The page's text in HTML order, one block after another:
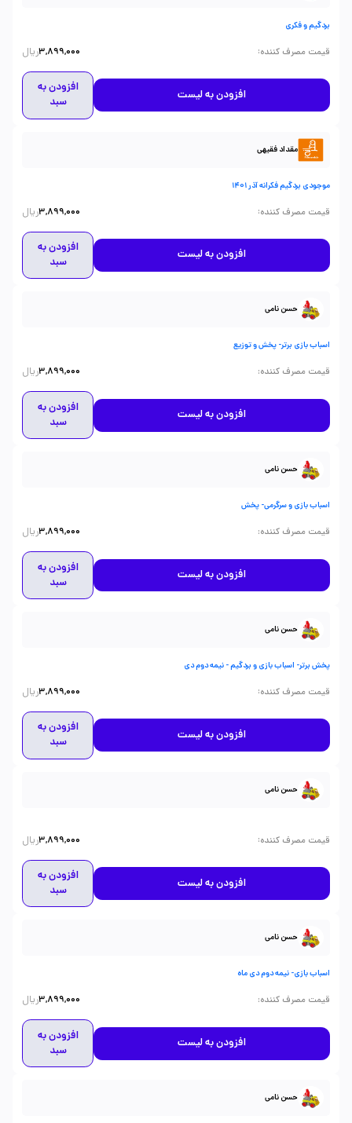
بردگیم و فکری
قیمت مصرف کننده:
3,899,000ریال
افزودن به لیست
افزودن به
سبد
مقداد فقیهی
موجودی بردگیم فکرانه آذر 1401
قیمت مصرف کننده:
3,899,000ریال
افزودن به لیست
افزودن به
سبد
حسن نامی
اسباب بازی برتر- پخش و توزیع
قیمت مصرف کننده:
3,899,000ریال
افزودن به لیست
افزودن به
سبد
حسن نامی
اسباب بازی و سرگرمی- پخش
قیمت مصرف کننده:
3,899,000ریال
افزودن به لیست
افزودن به
سبد
حسن نامی
پخش برتر- اسباب بازی و بردگیم - نیمه دوم دی
قیمت مصرف کننده:
3,899,000ریال
افزودن به لیست
افزودن به
سبد
حسن نامی
قیمت مصرف کننده:
3,899,000ریال
افزودن به لیست
افزودن به
سبد
حسن نامی
اسباب بازی- نیمه دوم دی ماه
قیمت مصرف کننده:
3,899,000ریال
افزودن به لیست
افزودن به
سبد
حسن نامی